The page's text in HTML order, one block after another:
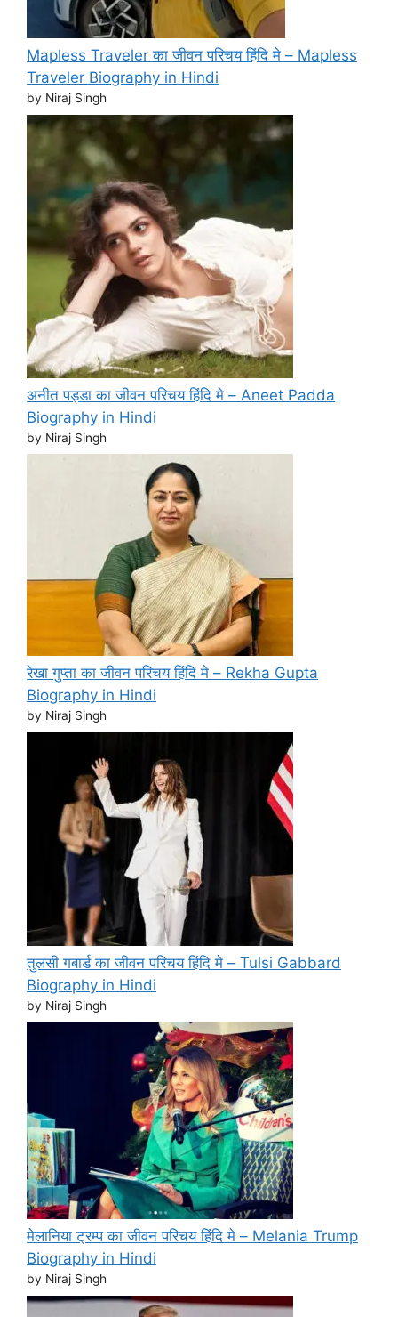
Mapless Traveler का जीवन परिचय हिंदि मे – Mapless
Traveler Biography in Hindi
by Niraj Singh
अनीत पड्डा का जीवन परिचय हिंदि मे – Aneet Padda
Biography in Hindi
by Niraj Singh
रेखा गुप्ता का जीवन परिचय हिंदि मे – Rekha Gupta
Biography in Hindi
by Niraj Singh
तुलसी गबार्ड का जीवन परिचय हिंदि मे – Tulsi Gabbard
Biography in Hindi
by Niraj Singh
मेलानिया ट्रम्प का जीवन परिचय हिंदि मे – Melania Trump
Biography in Hindi
by Niraj Singh